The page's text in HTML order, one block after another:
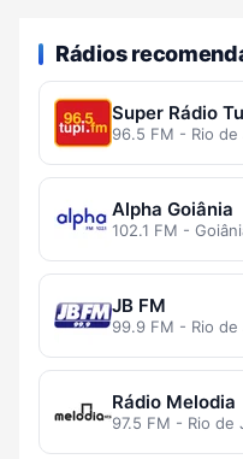
Rádios
Super Rádio
96.5 FM - Rio de
Alpha Goiânia
102.1 FM -
JB FM
99.9 FM - Rio de
Rádio Melodia
97.5 FM - Rio de